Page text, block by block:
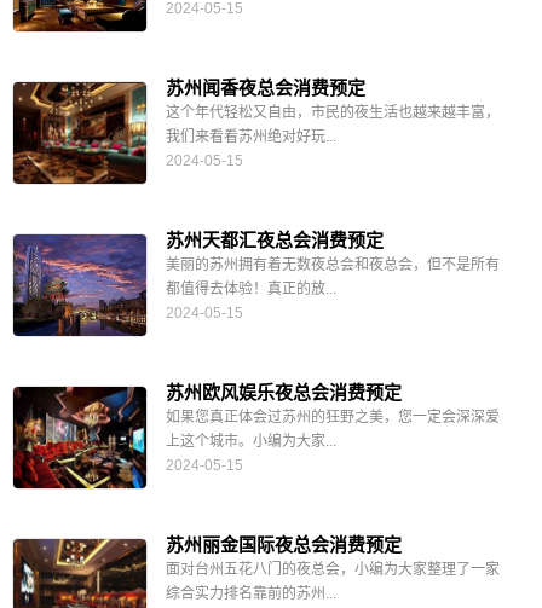
2024-05-15
苏州闻香夜总会消费预定
这个年代轻松又自由，市民的夜生活也越来越丰富，
我们来看看苏州绝对好玩...
2024-05-15
苏州天都汇夜总会消费预定
美丽的苏州拥有着无数夜总会和夜总会，但不是所有
都值得去体验！真正的放...
2024-05-15
苏州欧风娱乐夜总会消费预定
如果您真正体会过苏州的狂野之美，您一定会深深爱
上这个城市。小编为大家...
2024-05-15
苏州丽金国际夜总会消费预定
面对台州五花八门的夜总会，小编为大家整理了一家
综合实力排名靠前的苏州...